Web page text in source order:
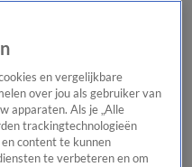
Onze gezichten
In de
en vergelijkbare
over jou als gebruiker van
apparaten. Als je „Alle
trackingtechnologieën
content te kunnen
te verbeteren en om